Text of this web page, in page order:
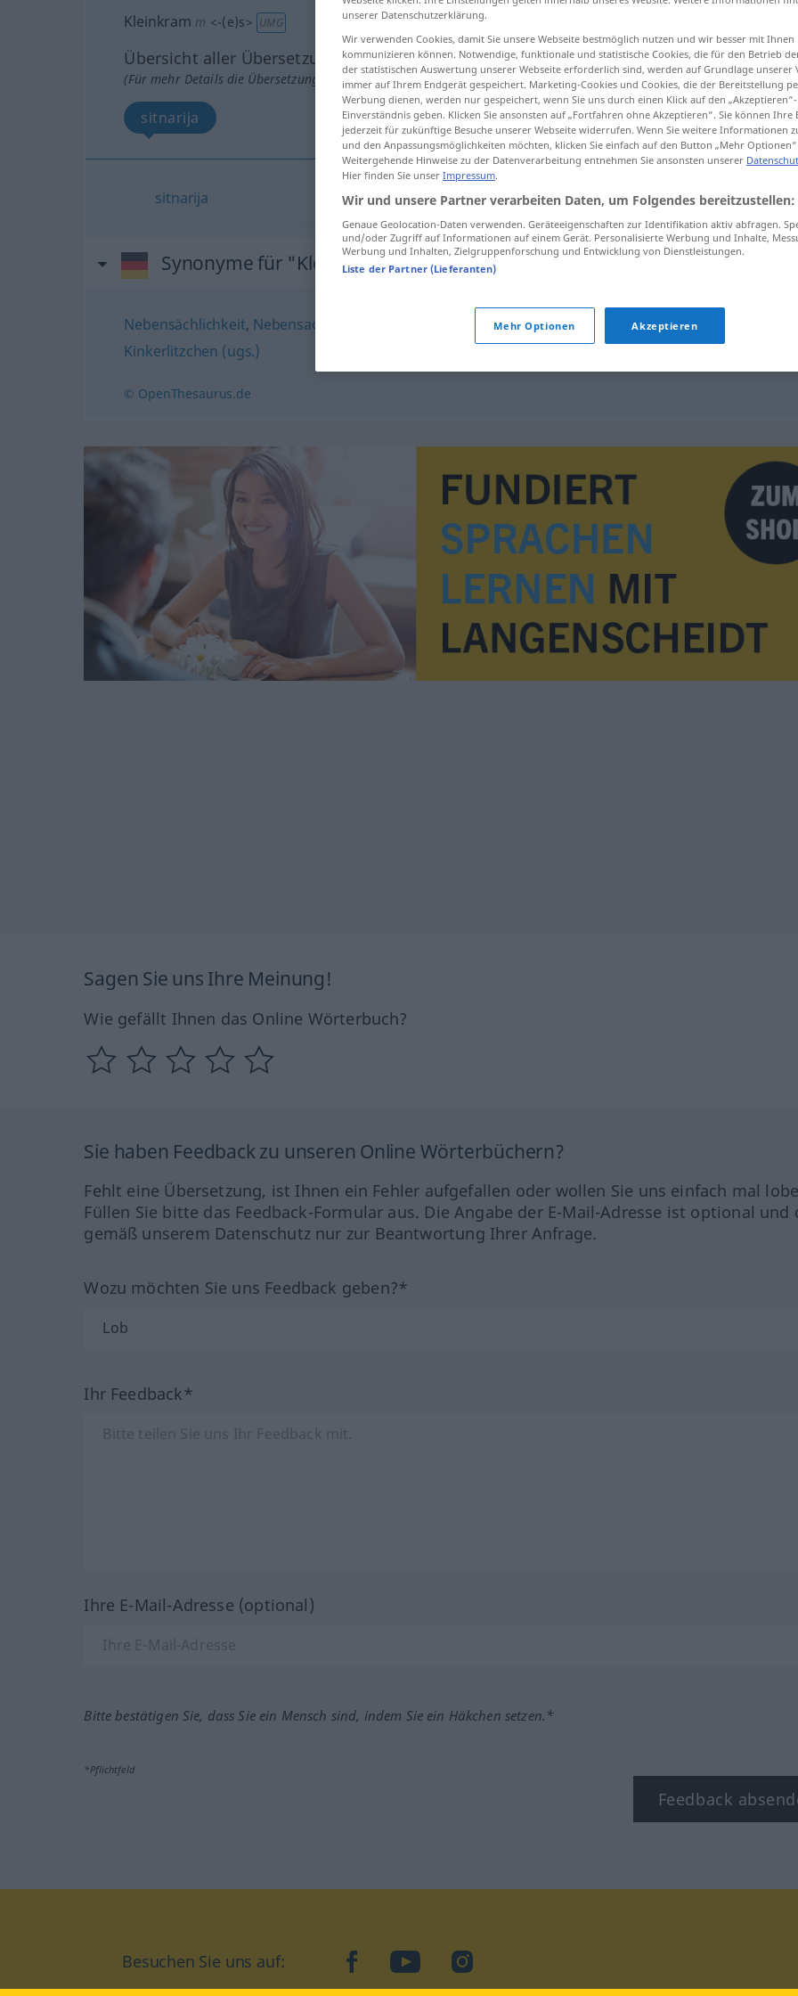
Kleinkram m <-(e)s> UMG
Übersicht aller Übersetzungen
(Für mehr Details die Übersetzung anklicken/antippen)
sitnarija
sitnarija Kleinkram
Synonyme für "Kleinkram"
Nebensächlichkeit, Nebensache Nichtigkeit,Kleinigkeit Geringfügigkeit
Kinkerlitzchen (ugs.)
© OpenThesaurus.de
Sagen Sie uns Ihre Meinung!
Wie gefällt Ihnen das Online Wörterbuch?
Sie haben Feedback zu unseren Online Wörterbüchern?
Fehlt eine Übersetzung, ist Ihnen ein Fehler aufgefallen oder wollen Sie uns einfach mal
Füllen Sie bitte das Feedback-Formular aus. Die Angabe der E-Mail-Adresse ist optional und
gemäß unserem Datenschutz nur zur Beantwortung Ihrer Anfrage.
Wozu möchten Sie uns Feedback geben?*
Ihr Feedback*
Ihre E-Mail-Adresse (optional)
Bitte bestätigen Sie, dass Sie ein Mensch sind, indem Sie ein Häkchen setzen.*
*Pflichtfeld
Feedback
Besuchen Sie uns auf: facebookYouTubeInstagram
unserer Datenschutzerklärung.
Wir verwenden Cookies, damit Sie unsere Webseite bestmöglich nutzen und wir besser mit Ihnen
kommunizieren können. Notwendige, funktionale und statistische Cookies, die für den Betrieb
der statistischen Auswertung unserer Webseite erforderlich sind, werden auf Grundlage unserer
immer auf Ihrem Endgerät gespeichert. Marketing-Cookies und Cookies, die der Bereitstellung
Werbung dienen, werden nur gespeichert, wenn Sie uns durch einen Klick auf den
Einverständnis geben. Klicken Sie ansonsten auf „Fortfahren ohne Akzeptieren“. Sie können
jederzeit für zukünftige Besuche unserer Webseite widerrufen. Wenn Sie weitere Informationen
und den Anpassungsmöglichkeiten möchten, klicken Sie einfach auf den Button „Mehr
Weitergehende Hinweise zu der Datenverarbeitung entnehmen Sie ansonsten unserer
Hier finden Sie unser Impressum.
Wir und unsere Partner verarbeiten Daten, um Folgendes bereitzustellen:
Genaue Geolocation-Daten verwenden. Geräteeigenschaften zur Identifikation aktiv abfragen.
und/oder Zugriff auf Informationen auf einem Gerät. Personalisierte Werbung und Inhalte,
Werbung und Inhalten, Zielgruppenforschung und Entwicklung von Dienstleistungen.
Liste der Partner (Lieferanten)
Mehr Optionen Akzeptieren